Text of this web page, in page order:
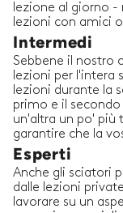
lezione al giorno
lezioni con amici
Intermedi
Sebbene il nostro
lezioni per l'intera
lezioni durante la
primo e il
un'altra un po' più
garantire che la
Esperti
Anche gli sciatori
dalle lezioni
lavorare su un